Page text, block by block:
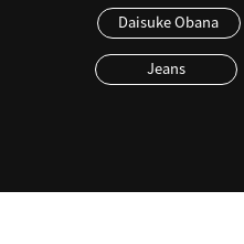
Daisuke Obana
Jeans